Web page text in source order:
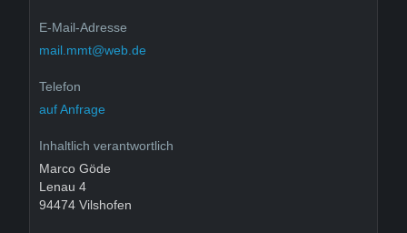
E-Mail-Adresse
mail.mmt@web.de
Telefon
auf Anfrage
Inhaltlich verantwortlich
Marco Göde
Lenau 4
94474 Vilshofen